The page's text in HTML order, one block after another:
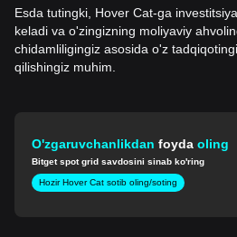
Esda tutingki, Hover Cat-ga
keladi va o'zingizning moliyaviy
chidamliligingiz asosida o'z
qilishingiz muhim.
O'zgaruvchanlikdanfoydaoling
Bitget spot grid savdosini sinab ko'ring
Hozir Hover Cat sotib oling/soting